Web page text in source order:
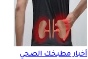
أخبار مطبخك الصحي